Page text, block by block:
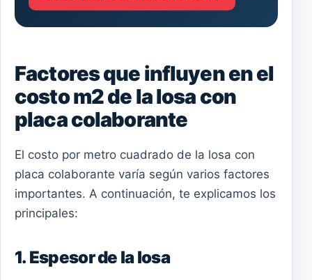
Factores que influyen en el
costo m2 de la losa con
placa colaborante
El costo por metro cuadrado de la losa con
placa colaborante varía según varios factores
importantes. A continuación, te explicamos los
principales:
1. Espesor de la losa